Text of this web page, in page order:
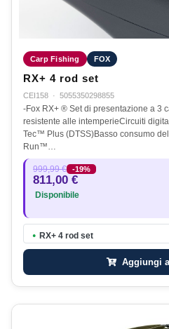
Carp Fishing FOX
RX+ 4 rod set
CEI158 · 5055350298855
-Fox RX+ ® Set di presentazione a 3
resistente alle intemperieCircuiti
Tec™ Plus (DTSS)Basso consumo
Run™…
999,99 € -19%
811,00 €
Disponibile
● RX+ 4 rod set
Aggiungi